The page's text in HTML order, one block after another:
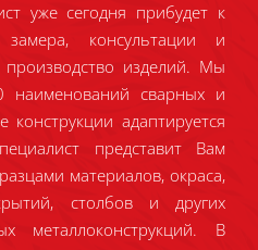
уже сегодня прибудет к
консультации и
производство изделий. Мы
наименований сварных и
адаптируется
представит Вам
материалов, окраса,
столбов и других
металлоконструкций. В